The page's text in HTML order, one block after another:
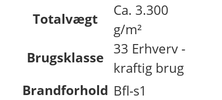
Totalvægt
Ca. 3.300
g/m²
Brugsklasse 33 Erhverv -
kraftig brug
Brandforhold Bfl-s1